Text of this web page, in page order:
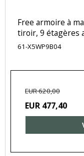
Free armoire à
tiroir, 9 étagères
61-X5WP9B04
EUR 620,00
EUR 477,40